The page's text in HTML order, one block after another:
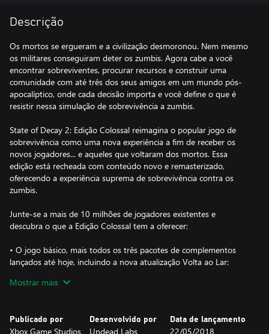
Descrição
Os mortos se ergueram e a civilização desmoronou. Nem mesmo
os militares conseguiram deter os zumbis. Agora cabe a você
encontrar sobreviventes, procurar recursos e construir uma
comunidade com até três dos seus amigos em um mundo pós-
apocalíptico, onde cada decisão importa e você define o que é
resistir nessa simulação de sobrevivência a zumbis.
State of Decay 2: Edição Colossal reimagina o popular jogo de
sobrevivência como uma nova experiência a fim de receber os
novos jogadores... e aqueles que voltaram dos mortos. Essa
edição está recheada com conteúdo novo e remasterizado,
oferecendo a experiência suprema de sobrevivência contra os
zumbis.
Junte-se a mais de 10 milhões de jogadores existentes e
descubra o que a Edição Colossal tem a oferecer:
• O jogo básico, mais todos os três pacotes de complementos
lançados até hoje, incluindo a nova atualização Volta ao Lar:
remasterizada e em mundo aberto do Vale Trumbull para o jogo
novas vistas para admirar.
Mostrar mais
Publicado por
Xbox Game Studios
Desenvolvido por
Undead Labs
Data de lançamento
22/05/2018